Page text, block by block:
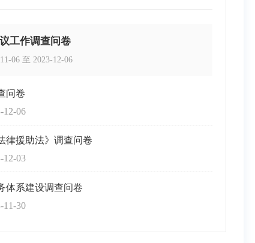
工作调查问卷
06 至 2023-12-06
问卷
12-06
律援助法》调查问卷
12-03
体系建设调查问卷
11-30